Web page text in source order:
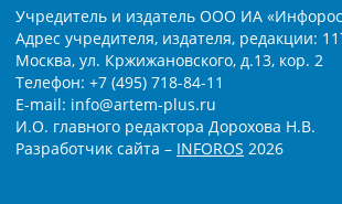
Учредитель и издатель ООО ИА
Адрес учредителя, издателя, редакции:
Москва, ул. Кржижановского, д.13, кор. 2
Телефон: +7 (495) 718-84-11
E-mail: info@artem-plus.ru
И.О. главного редактора Дорохова Н.В.
Разработчик сайта – INFOROS 2026